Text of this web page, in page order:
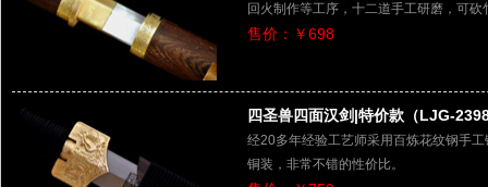
回火制作等工序，十二道手工研磨，可
售价：￥698
四圣兽四面汉剑|特价款（LJG-
经20多年经验工艺师采用百炼花纹钢手
铜装，非常不错的性价比。